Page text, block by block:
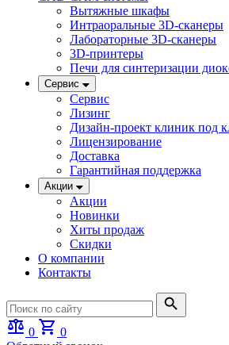
Вытяжные шкафы
Интраоральные 3D-сканеры
Лабораторные 3D-сканеры
3D-принтеры
Печи для синтеризации
Сервис
Сервис
Лизинг
Дизайн-проект клиник под
Лицензирование
Доставка
Гарантийная поддержка
Акции
Акции
Новинки
Хиты продаж
Скидки
О компании
Контакты
0
0